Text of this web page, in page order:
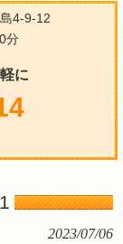
4-9-12
分
に
2023/07/06